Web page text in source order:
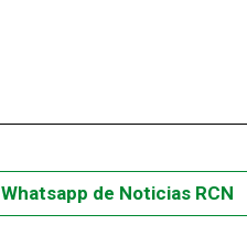
de Noticias RCN